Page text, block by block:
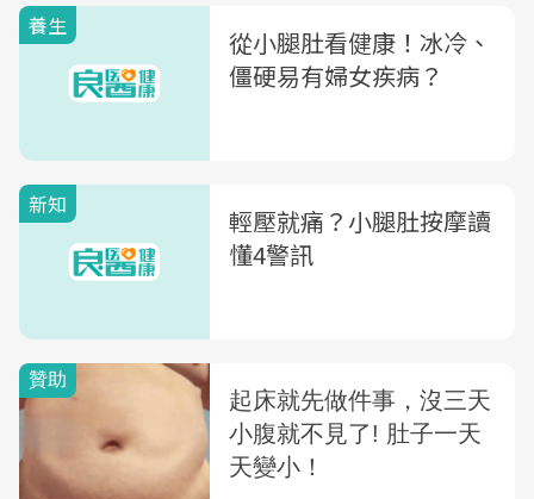
養生
從小腿肚看健康！冰冷、
僵硬易有婦女疾病？
新知
輕壓就痛？小腿肚按摩讀
懂4警訊